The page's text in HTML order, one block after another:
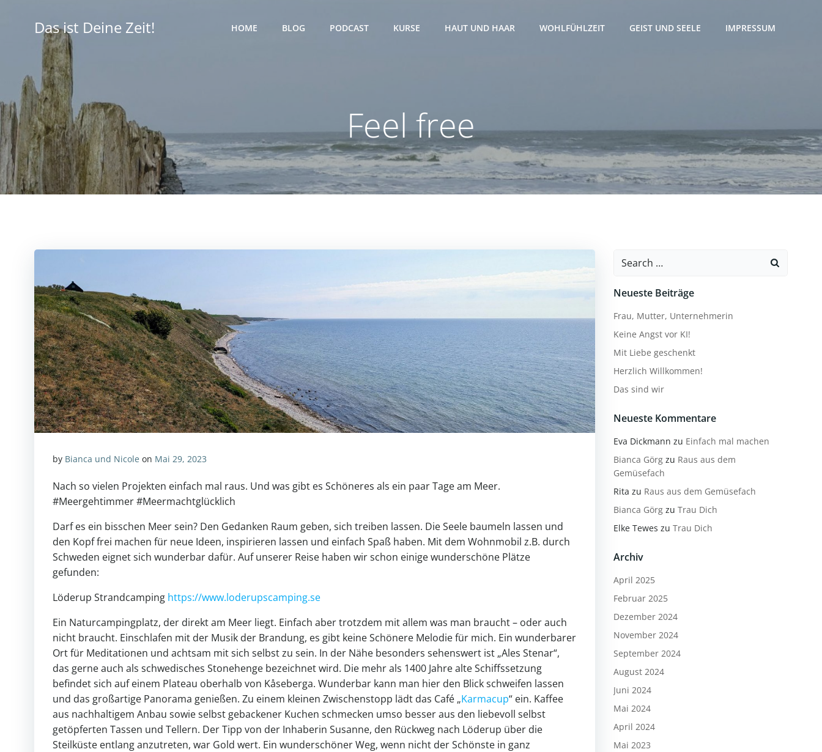
springenDas ist Deine Zeit! HOME BLOG PODCAST KURSE HAUT UND HAAR WOHLFÜHLZEIT GEIST UND SEELE IMPRESSUM
Feel free
by Bianca und Nicole on Mai 29, 2023
Nach so vielen Projekten einfach mal raus. Und was gibt es Schöneres als ein paar Tage am Meer.
#Meergehtimmer #Meermachtglücklich
Darf es ein bisschen Meer sein? Den Gedanken Raum geben, sich treiben lassen. Die Seele baumeln lassen und
den Kopf frei machen für neue Ideen, inspirieren lassen und einfach Spaß haben. Mit dem Wohnmobil z.B. durch
Schweden eignet sich wunderbar dafür. Auf unserer Reise haben wir schon einige wunderschöne Plätze
gefunden:
Löderup Strandcamping https://www.loderupscamping.se
Ein Naturcampingplatz, der direkt am Meer liegt. Einfach aber trotzdem mit allem was man braucht – oder auch
nicht braucht. Einschlafen mit der Musik der Brandung, es gibt keine Schönere Melodie für mich. Ein wunderbarer
Ort für Meditationen und achtsam mit sich selbst zu sein. In der Nähe besonders sehenswert ist „Ales Stenar“,
das gerne auch als schwedisches Stonehenge bezeichnet wird. Die mehr als 1400 Jahre alte Schiffssetzung
befindet sich auf einem Plateau oberhalb von Kåseberga. Wunderbar kann man hier den Blick schweifen lassen
und das großartige Panorama genießen. Zu einem kleinen Zwischenstopp lädt das Café „Karmacup“ ein. Kaffee
aus nachhaltigem Anbau sowie selbst gebackener Kuchen schmecken umso besser aus den liebevoll selbst
getöpferten Tassen und Tellern. Der Tipp von der Inhaberin Susanne, den Rückweg nach Löderup über die
Steilküste entlang anzutreten, war Gold wert. Ein wunderschöner Weg, wenn nicht der Schönste in ganz
Search
Neueste Beiträge
Frau, Mutter, Unternehmerin
Keine Angst vor KI!
Mit Liebe geschenkt
Herzlich Willkommen!
Das sind wir
Neueste Kommentare
Eva Dickmann zu Einfach mal machen
Bianca Görgzu Raus aus dem
Gemüsefach
Rita zu Raus aus dem Gemüsefach
Bianca Görgzu Trau Dich
Elke Tewes zu Trau Dich
Archiv
April 2025
Februar 2025
Dezember 2024
November 2024
September 2024
August 2024
Juni 2024
Mai 2024
April 2024
Mai 2023